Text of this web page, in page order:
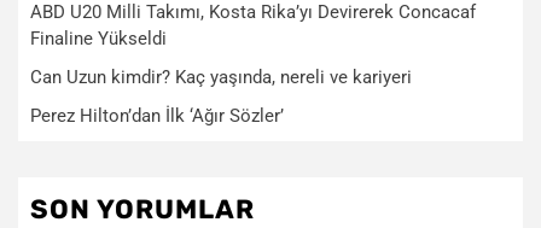
ABD U20 Milli Takımı, Kosta Rika’yı Devirerek Concacaf
Finaline Yükseldi
Can Uzun kimdir? Kaç yaşında, nereli ve kariyeri
Perez Hilton’dan İlk ‘Ağır Sözler’
SON YORUMLAR